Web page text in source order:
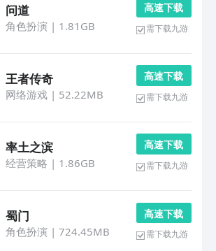
问道
角色扮演 | 1.81GB
高 速 下 载
需下载九游
王者传奇
网络游戏| 52.22MB
高 速 下 载
需下载九游
率土之滨
经营策略 | 1.86GB
高 速 下 载
需下载九游
蜀门
角色扮演 | 724.45MB
高 速 下 载
需下载九游